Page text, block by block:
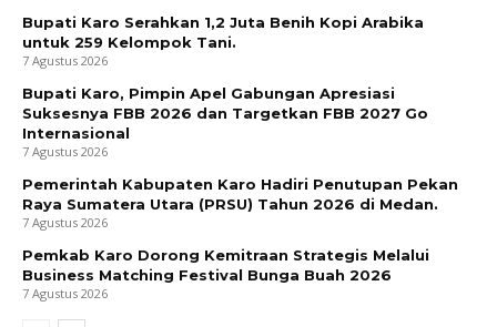
Bupati Karo Serahkan 1,2 Juta Benih Kopi Arabika
untuk 259 Kelompok Tani.
7 Agustus 2026
Bupati Karo, Pimpin Apel Gabungan Apresiasi
Suksesnya FBB 2026 dan Targetkan FBB 2027 Go
Internasional
7 Agustus 2026
Pemerintah Kabupaten Karo Hadiri Penutupan Pekan
Raya Sumatera Utara (PRSU) Tahun 2026 di Medan.
7 Agustus 2026
Pemkab Karo Dorong Kemitraan Strategis Melalui
Business Matching Festival Bunga Buah 2026
7 Agustus 2026